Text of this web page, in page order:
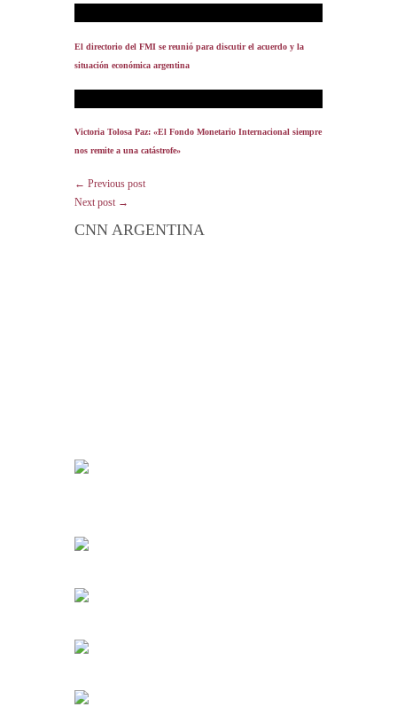
El directorio del FMI se reunió para discutir el acuerdo y la
situación económica argentina
Victoria Tolosa Paz: «El Fondo Monetario Internacional siempre
nos remite a una catástrofe»
← Previous post
Next post →
CNN ARGENTINA